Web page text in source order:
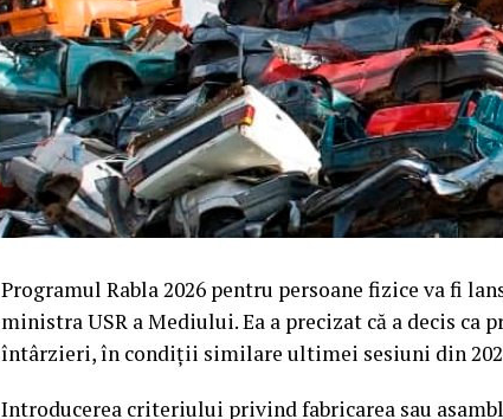
Programul Rabla 2026 pentru persoane fizice va fi
ministra USR a Mediului. Ea a precizat că a decis ca
întârzieri, în condiții similare ultimei sesiuni din
Introducerea criteriului privind fabricarea sau